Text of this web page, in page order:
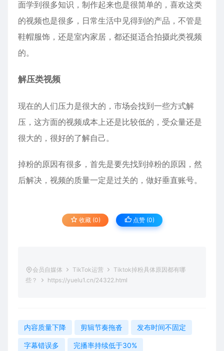
面学到很多知识，制作起来也是很简单的，喜欢这类
的视频也是很多，日常生活中见得到的产品，不管是
鞋帽服饰，还是室内家居，都还挺适合拍摄此类视频
的。
解压类视频
现在的人们压力是很大的，市场会找到一些方式解
压，这方面的视频成本上还是比较低的，受众量还是
很大的，很好的了解自己。
掉粉的原因有很多，首先是要先找到掉粉的原因，然
后解决，视频的质量一定是过关的，做好垂直账号。
收藏 (0) 点赞 (0)
会员自媒体 TikTok运营
Tiktok掉粉具体原因都有哪
些？
https://yuelu1.cn/24322.html
内容质量下降 剪辑节奏拖沓 发布时间不固定
字幕错误多 完播率持续低于30%